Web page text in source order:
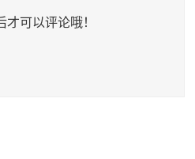
才可以评论哦！